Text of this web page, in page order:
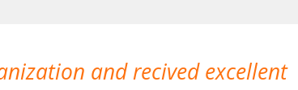
and recived excellent